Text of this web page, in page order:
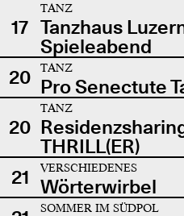
17
TANZ
Tanzhaus
Spieleabend
20
TANZ
Pro Senectute
20
TANZ
THRILL(ER)
21
VERSCHIEDENES
Wörterwirbel
SOMMER IM SÜDPOL